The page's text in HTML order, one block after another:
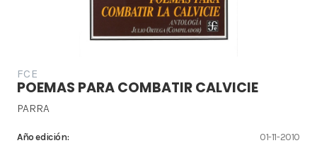
FCE
POEMAS PARA COMBATIR CALVICIE
PARRA
Año edición:
01-11-2010